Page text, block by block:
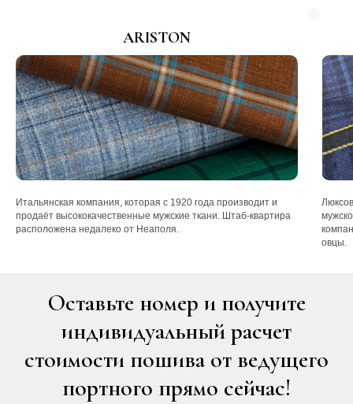
ARISTON
Итальянская компания, которая с 1920 года производит и
продаёт высококачественные мужские ткани. Штаб-квартира
расположена недалеко от Неаполя.
овцы.
Оставьте номер и получите
индивидуальный расчет
стоимости пошива от ведущего
портного прямо сейчас!